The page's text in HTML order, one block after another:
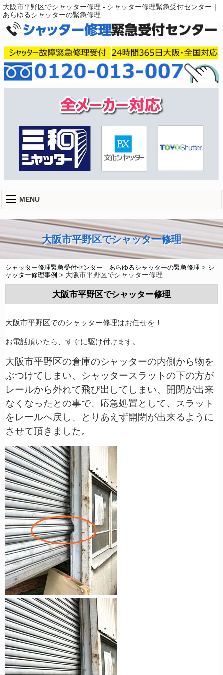
大阪市平野区でシャッター修理 - シャッター修理緊急受付センター｜
あらゆるシャッターの緊急修理
MENU
大阪市平野区でシャッター修理
シャッター修理緊急受付センター｜あらゆるシャッターの緊急修理 > シ
ャッター修理事例 > 大阪市平野区でシャッター修理
大阪市平野区でシャッター修理
大阪市平野区でのシャッター修理はお任せを！
お電話頂いたら、すぐに駆け付けます。
大阪市平野区の倉庫のシャッターの内側から物を
ぶつけてしまい、シャッタースラットの下の方が
レールから外れて飛び出してしまい、開閉が出来
なくなったとの事で、応急処置として、スラット
をレールへ戻し、とりあえず開閉が出来るように
させて頂きました。